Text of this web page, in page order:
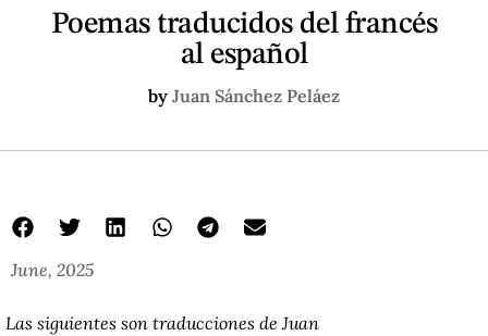
Poemas traducidos del francés
al español
by Juan Sánchez Peláez
June, 2025
Las siguientes son traducciones de Juan